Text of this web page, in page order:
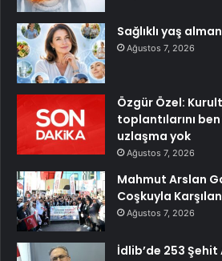
Sağlıklı yaş
Ağustos 7, 2026
Özgür Özel:
toplantılarını
uzlaşma yok
Ağustos 7, 2026
Mahmut Arslan
Coşkuyla
Ağustos 7, 2026
İdlib’de 253 Şehit